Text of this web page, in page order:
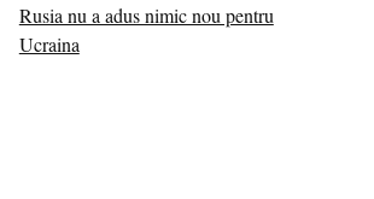
Rusia nu a adus nimic nou pentru
Ucraina